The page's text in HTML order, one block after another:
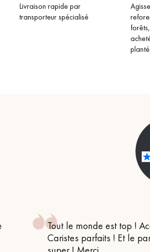
Livraison rapide par
transporteur spécialisé
planté
Tout le monde est top !
Caristes parfaits ! Et le